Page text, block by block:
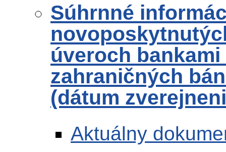
Súhrnné
úveroch
zahraničných
(dátum
Aktuálny